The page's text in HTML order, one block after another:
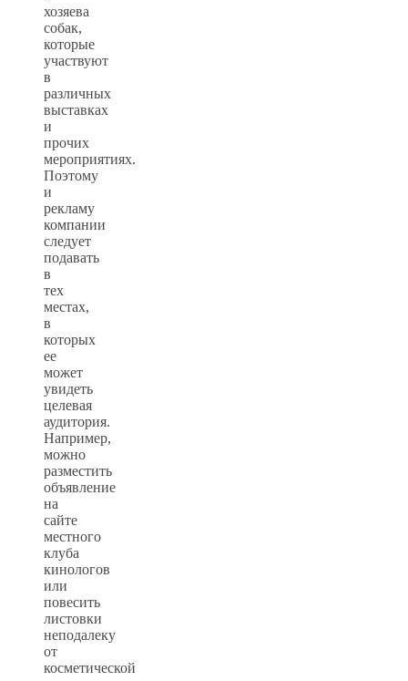
хозяева
собак,
которые
участвуют
в
различных
выставках
и
прочих
мероприятиях.
Поэтому
и
рекламу
компании
следует
подавать
в
тех
местах,
в
которых
ее
может
увидеть
целевая
аудитория.
Например,
можно
разместить
объявление
на
сайте
местного
клуба
кинологов
или
повесить
листовки
неподалеку
от
косметической